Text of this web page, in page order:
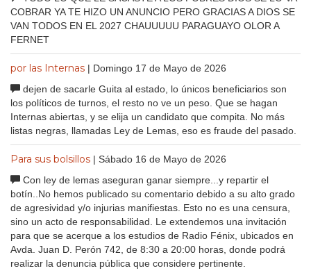
COBRAR YA TE HIZO UN ANUNCIO PERO GRACIAS A DIOS SE
VAN TODOS EN EL 2027 CHAUUUUU PARAGUAYO OLOR A
FERNET
por las Internas | Domingo 17 de Mayo de 2026
dejen de sacarle Guita al estado, lo únicos beneficiarios son
los políticos de turnos, el resto no ve un peso. Que se hagan
Internas abiertas, y se elija un candidato que compita. No más
listas negras, llamadas Ley de Lemas, eso es fraude del pasado.
Para sus bolsillos | Sábado 16 de Mayo de 2026
Con ley de lemas aseguran ganar siempre...y repartir el
botín..No hemos publicado su comentario debido a su alto grado
de agresividad y/o injurias manifiestas. Esto no es una censura,
sino un acto de responsabilidad. Le extendemos una invitación
para que se acerque a los estudios de Radio Fénix, ubicados en
Avda. Juan D. Perón 742, de 8:30 a 20:00 horas, donde podrá
realizar la denuncia pública que considere pertinente.